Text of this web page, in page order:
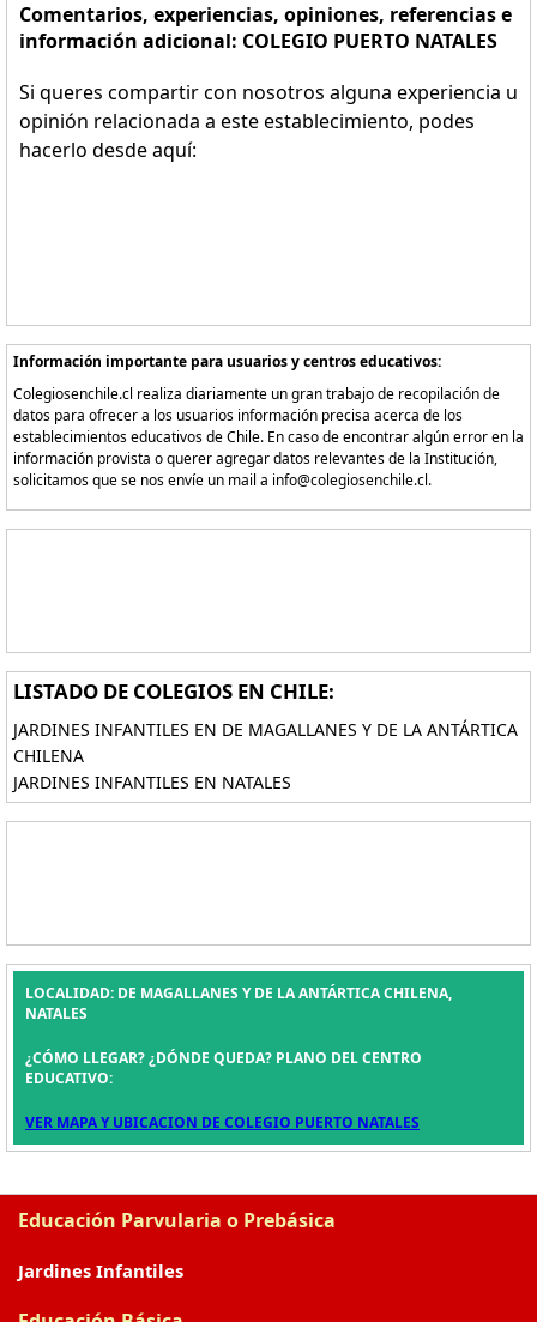
Comentarios, experiencias, opiniones, referencias e
información adicional: COLEGIO PUERTO NATALES
Si queres compartir con nosotros alguna experiencia u
opinión relacionada a este establecimiento, podes
hacerlo desde aquí:
Información importante para usuarios y centros educativos:
Colegiosenchile.cl realiza diariamente un gran trabajo de recopilación de
datos para ofrecer a los usuarios información precisa acerca de los
establecimientos educativos de Chile. En caso de encontrar algún error en la
información provista o querer agregar datos relevantes de la Institución,
solicitamos que se nos envíe un mail a info@colegiosenchile.cl.
LISTADO DE COLEGIOS EN CHILE:
JARDINES INFANTILES EN DE MAGALLANES Y DE LA ANTÁRTICA
CHILENA
JARDINES INFANTILES EN NATALES
LOCALIDAD: DE MAGALLANES Y DE LA ANTÁRTICA CHILENA,
NATALES
¿CÓMO LLEGAR? ¿DÓNDE QUEDA? PLANO DEL CENTRO
EDUCATIVO:
VER MAPA Y UBICACION DE COLEGIO PUERTO NATALES
Educación Parvularia o Prebásica
Jardines Infantiles